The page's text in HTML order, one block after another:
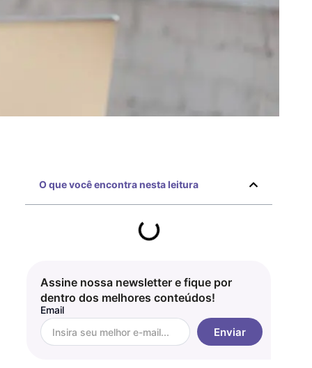
O que você encontra nesta leitura
Assine nossa newsletter e fique por
dentro dos melhores conteúdos!
Email
Enviar